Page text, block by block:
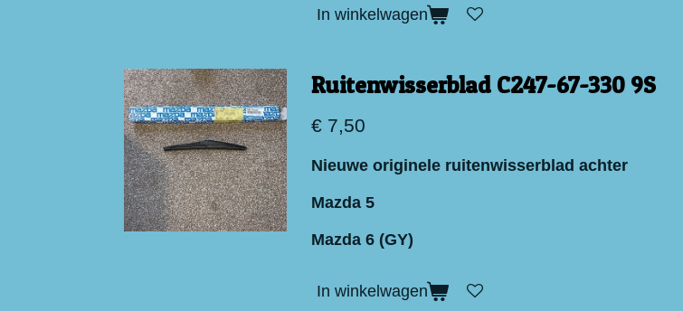
In winkelwagen
Ruitenwisserblad C247-67-330 9S
€ 7,50
Nieuwe originele ruitenwisserblad achter
Mazda 5
Mazda 6 (GY)
In winkelwagen